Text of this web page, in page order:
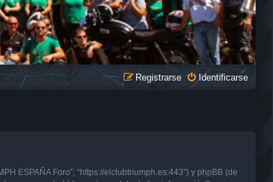
Identificarse
Registrarse
ESPAÑA Foro”, “https://elclubtriumph.es:443”) y phpBB (de